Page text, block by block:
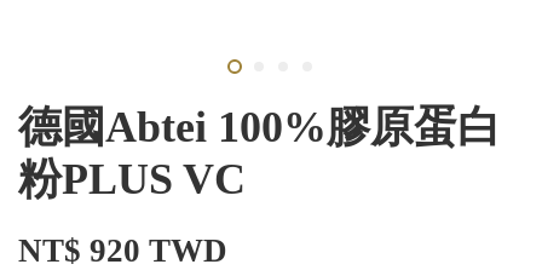
德國Abtei 100%膠原蛋白
粉PLUS VC
NT$ 920 TWD